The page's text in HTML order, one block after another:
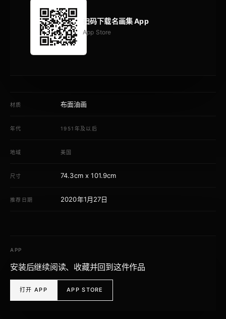
扫码下载名画集 App
App Store
材质 布面油画
年代 1951年及以后
地域 美国
尺寸 74.3cm x 101.9cm
推荐日期 2020年1月27日
APP
安装后继续阅读、收藏并回到这件作品
打开 APP APP STORE